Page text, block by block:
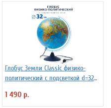
Глобус Земли Classic физико-
политический с подсветкой d=32
1 490 р.